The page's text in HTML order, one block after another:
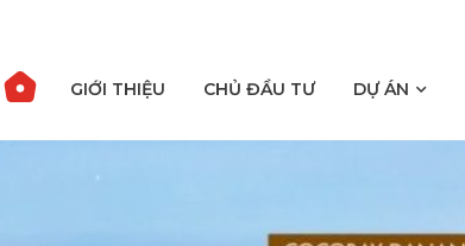
GIỚI THIỆU CHỦ ĐẦU TƯ DỰ ÁN